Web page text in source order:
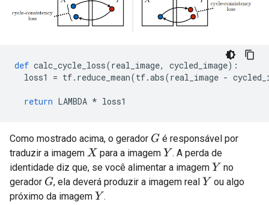
def calc_cycle_loss(real_image, cycled_image):
loss1 = tf. reduce_mean(tf.abs(real_image -
return LAMBDA * loss1
Como mostrado acima, o gerador G é responsável por
traduzir a imagem X para a imagem Y . A perda de
identidade diz que, se você alimentar a imagem Y no
gerador G , ela deverá produzir a imagem realY ou algo
próximo da imagem Y .